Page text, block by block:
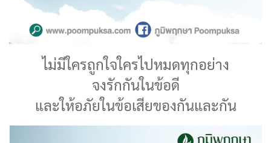
ไม่มีใครถูกใจใครไปหมดทุกอย่าง
จงรักกันในข้อดี
และให้อภัยในข้อเสียของกันและกัน